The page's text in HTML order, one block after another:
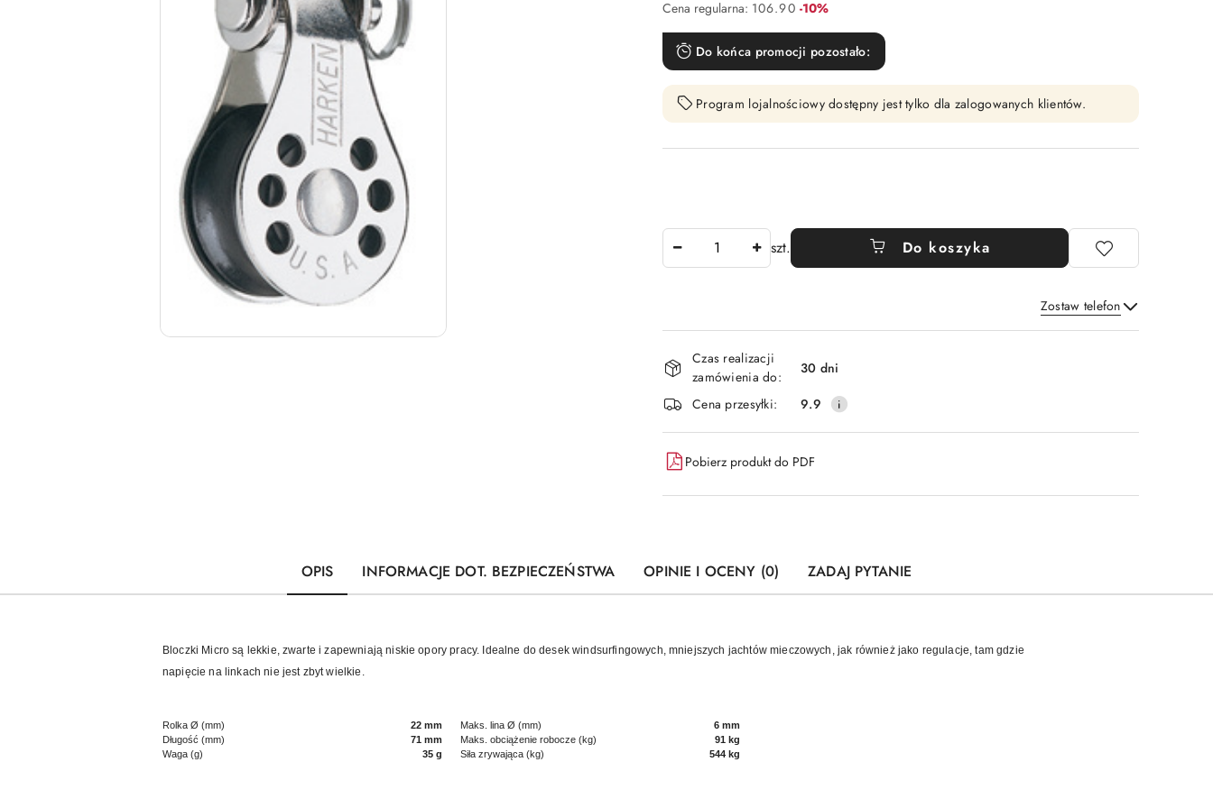
Cena regularna: 106.90 Rabat:
-10%
Do końca promocji pozostało:
Program lojalnościowy dostępny jest tylko dla zalogowanych klientów.
szt. Do koszyka
Zostaw telefon
Wyślij
Dostępność
i
dostawa
Czas realizacji
zamówienia do:
30 dni
Cena przesyłki:
9.9
Pobierz produkt do PDF
OPIS INFORMACJE DOT. BEZPIECZEŃSTWA OPINIE I OCENY (0) ZADAJ PYTANIE
Bloczki Micro są lekkie, zwarte i zapewniają niskie opory pracy. Idealne do desek windsurfingowych, mniejszych jachtów mieczowych, jak również jako regulacje, tam gdzie
napięcie na linkach nie jest zbyt wielkie.
Rolka Ø (mm)
22 mm
Długość (mm)
71 mm
Waga (g)
35 g
Maks. lina Ø (mm)
6 mm
Maks. obciążenie robocze (kg)
91 kg
Siła zrywająca (kg)
544 kg